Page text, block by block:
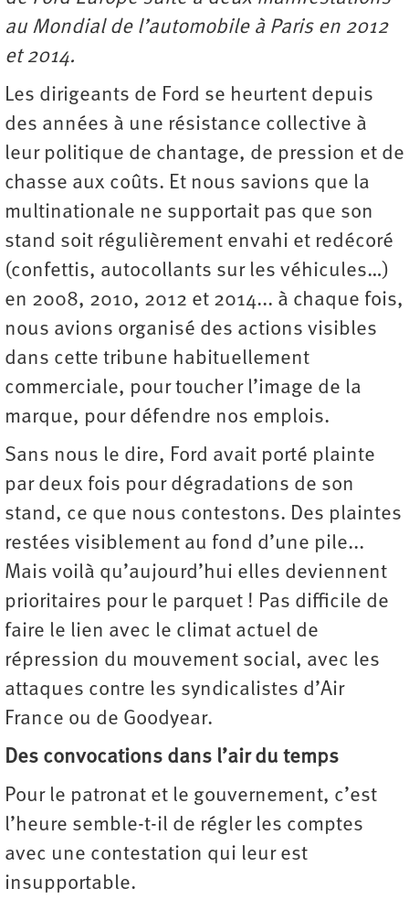
au Mondial de l’automobile à Paris en 2012
et 2014.
Les dirigeants de Ford se heurtent depuis
des années à une résistance collective à
leur politique de chantage, de pression et de
chasse aux coûts. Et nous savions que la
multinationale ne supportait pas que son
stand soit régulièrement envahi et redécoré
(confettis, autocollants sur les véhicules…)
en 2008, 2010, 2012 et 2014... à chaque fois,
nous avions organisé des actions visibles
dans cette tribune habituellement
commerciale, pour toucher l’image de la
marque, pour défendre nos emplois.
Sans nous le dire, Ford avait porté plainte
par deux fois pour dégradations de son
stand, ce que nous contestons. Des plaintes
restées visiblement au fond d’une pile...
Mais voilà qu’aujourd’hui elles deviennent
prioritaires pour le parquet ! Pas difficile de
faire le lien avec le climat actuel de
répression du mouvement social, avec les
attaques contre les syndicalistes d’Air
France ou de Goodyear.
Des convocations dans l’air du temps
Pour le patronat et le gouvernement, c’est
l’heure semble-t-il de régler les comptes
avec une contestation qui leur est
insupportable.